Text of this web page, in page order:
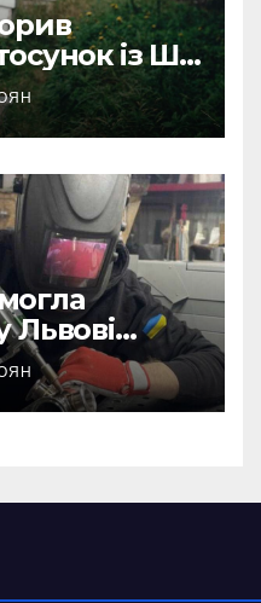
із ШІ-
бджолярів
Львові
атаки